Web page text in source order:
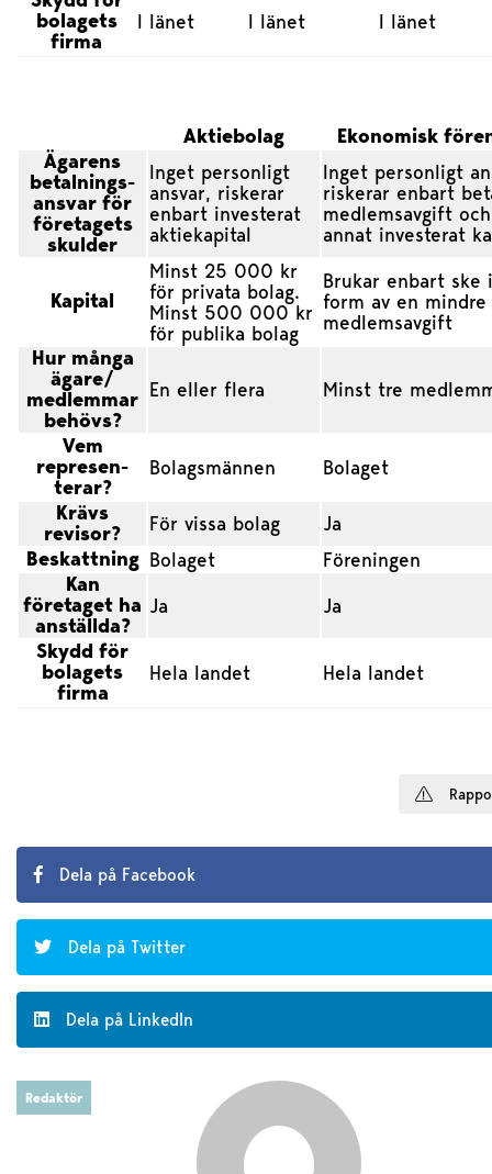
Dela på Facebook
Dela på Twitter
Dela på LinkedIn
Redaktör
bolagets
firma
I länet I länet I länet
Aktiebolag
Ekonomisk
Ägarens
betalnings-
ansvar för
företagets
skulder
Inget personligt
ansvar, riskerar
enbart investerat
aktiekapital
Inget personligt
riskerar enbart
medlemsavgift och
annat investerat
Kapital
Minst 25 000 kr
för privata bolag.
Minst 500 000 kr
för publika bolag
Brukar enbart ske i
form av en mindre
medlemsavgift
Hur många
ägare/
medlemmar
behövs?
En eller flera Minst tre
Vem
represen-
terar?
Bolagsmännen Bolaget
Krävs
revisor?
För vissa bolag Ja
Beskattning Bolaget Föreningen
Kan
företaget ha
anställda?
Ja Ja
Skydd för
bolagets
firma
Hela landet Hela landet